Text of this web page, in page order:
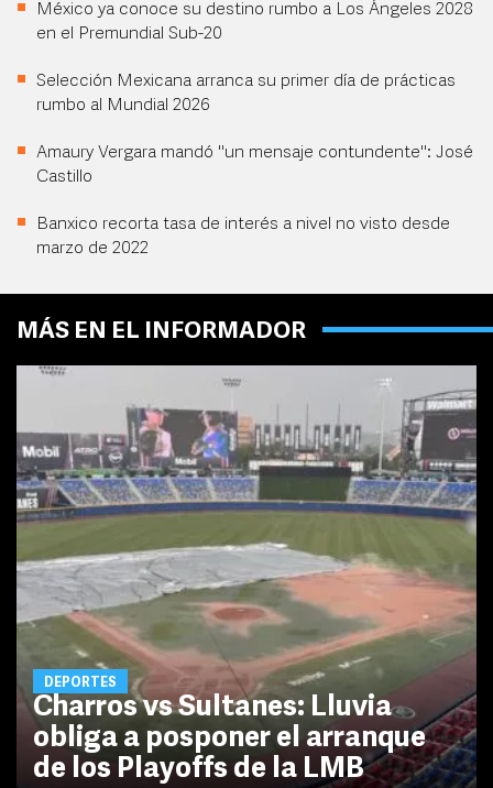
México ya conoce su destino rumbo a Los Ángeles 2028
en el Premundial Sub-20
Selección Mexicana arranca su primer día de prácticas
rumbo al Mundial 2026
Amaury Vergara mandó "un mensaje contundente": José
Castillo
Banxico recorta tasa de interés a nivel no visto desde
marzo de 2022
MÁS EN EL INFORMADOR
DEPORTES
Charros vs Sultanes: Lluvia
obliga a posponer el arranque
de los Playoffs de la LMB